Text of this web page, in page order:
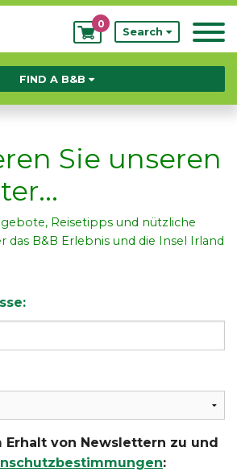
My
Bookings
0
Search
FIND A B&B
Sie unseren
Reisetipps und nützliche
B&B Erlebnis und die Insel Irland
Erhalt von Newslettern zu und
: